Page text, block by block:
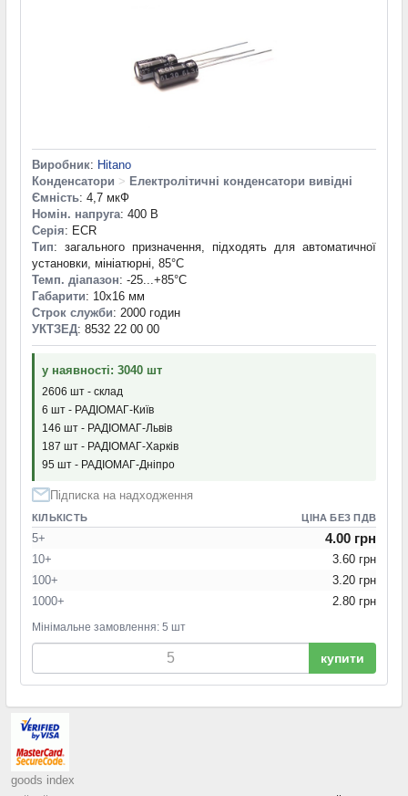
Виробник: Hitano
Конденсатори > Електролітичні конденсатори вивідні
Ємність: 4,7 мкФ
Номін. напруга: 400 В
Серія: ECR
Тип: загального призначення, підходять для автоматичної
установки, мініатюрні, 85°C
Темп. діапазон: -25...+85°С
Габарити: 10x16 мм
Строк служби: 2000 годин
УКТЗЕД: 8532 22 00 00
у наявності: 3040 шт
2606 шт - склад
6 шт - РАДІОМАГ-Київ
146 шт - РАДІОМАГ-Львів
187 шт - РАДІОМАГ-Харків
95 шт - РАДІОМАГ-Дніпро
Підписка на надходження
КІЛЬКІСТЬ ЦІНА БЕЗ ПДВ
5+ 4.00 грн
10+
3.60 грн
100+
3.20 грн
1000+
2.80 грн
Мінімальне замовлення: 5 шт
купити
goods index